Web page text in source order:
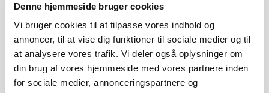
Denne hjemmeside bruger cookies
Vi bruger cookies til at tilpasse vores indhold og
annoncer, til at vise dig funktioner til sociale medier og til
at analysere vores trafik. Vi deler også oplysninger om
din brug af vores hjemmeside med vores partnere inden
for sociale medier, annonceringspartnere og
boet, præcist som du vil have det. Uanset om du blot skal
have flyttet et par ting eller et helt hjem, sørger vi for at
udføre rydningen på en ordentlig måde. Ingen opgave er
for stor eller for lille. Om det drejer sig om en stor villa,
landejendom, en lejlighed eller en plejebolig, garanterer vi
en professionel og god service hele vejen igennem.